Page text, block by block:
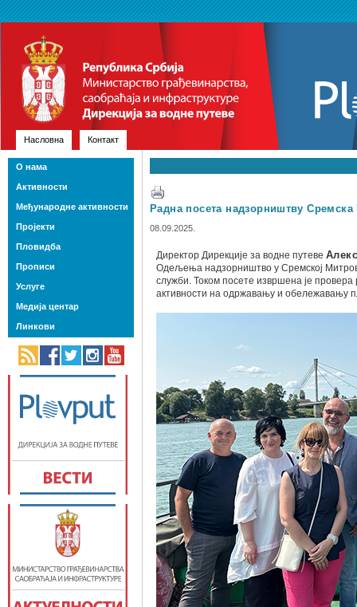
Насловна Контакт
Радна посета надзорништву
08.09.2025.
Директор Дирекције за водне путеве
Одељења надзорништво у Сремској
служби. Током посете извршена је
активности на одржавању и обележавању
О нама
Активности
Међународне активности
Пројекти
Пловидба
Прописи
Услуге
Медија центар
Линкови